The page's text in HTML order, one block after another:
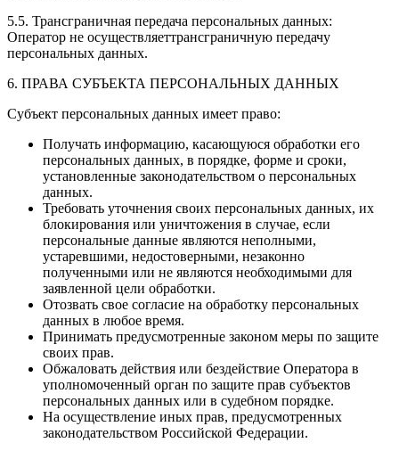
5.5. Трансграничная передача персональных данных:
Оператор не осуществляеттрансграничную передачу
персональных данных.
6. ПРАВА СУБЪЕКТА ПЕРСОНАЛЬНЫХ ДАННЫХ
Субъект персональных данных имеет право:
Получать информацию, касающуюся обработки его
персональных данных, в порядке, форме и сроки,
установленные законодательством о персональных
данных.
Требовать уточнения своих персональных данных, их
блокирования или уничтожения в случае, если
персональные данные являются неполными,
устаревшими, недостоверными, незаконно
полученными или не являются необходимыми для
заявленной цели обработки.
Отозвать свое согласие на обработку персональных
данных в любое время.
Принимать предусмотренные законом меры по защите
своих прав.
Обжаловать действия или бездействие Оператора в
уполномоченный орган по защите прав субъектов
персональных данных или в судебном порядке.
На осуществление иных прав, предусмотренных
законодательством Российской Федерации.